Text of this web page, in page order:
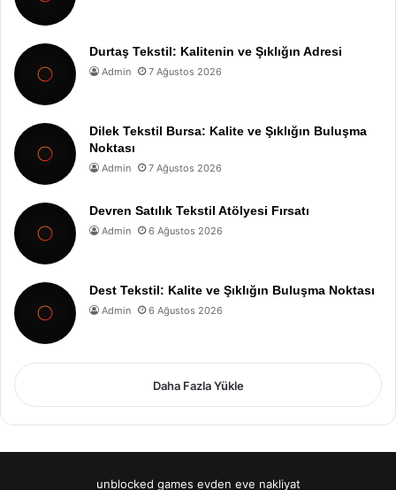
Durtaş Tekstil: Kalitenin ve Şıklığın Adresi
Admin 7 Ağustos 2026
Dilek Tekstil Bursa: Kalite ve Şıklığın Buluşma
Noktası
Admin 7 Ağustos 2026
Devren Satılık Tekstil Atölyesi Fırsatı
Admin 6 Ağustos 2026
Dest Tekstil: Kalite ve Şıklığın Buluşma Noktası
Admin 6 Ağustos 2026
Daha Fazla Yükle
unblocked games evden eve nakliyat